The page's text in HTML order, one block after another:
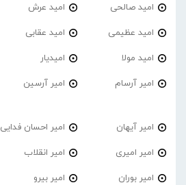
امید صالحی امید عرش
امید عظیمی امید عقابی
امید مولا امیدیار
امیر آرسام امیر آرسین
امیر آیهان امیر احسان فدایی
امیر امیری امیر انقلاب
امیر‌ بوران امیر بیرو